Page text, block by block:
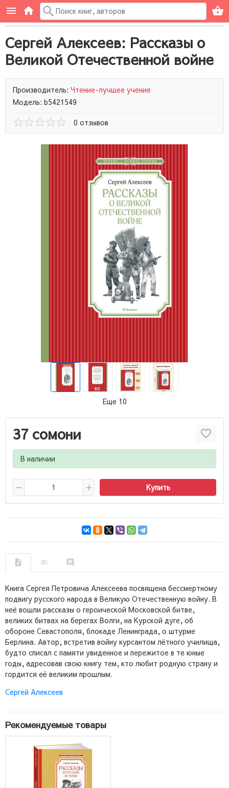
Сергей Алексеев: Рассказы о
Великой Отечественной войне
Производитель: Чтение-лучшее учение
Модель: b5421549
0 отзывов
Еще 10
37 сомони
В наличии
Купить
Книга Сергея Петровича Алексеева посвящена бессмертному
подвигу русского народа в Великую Отечественную войну. В
неё вошли рассказы о героической Московской битве,
великих битвах на берегах Волги, на Курской дуге, об
обороне Севастополя, блокаде Ленинграда, о штурме
Берлина. Автор, встретив войну курсантом лётного училища,
будто списал с памяти увиденное и пережитое в те юные
годы, адресовав свою книгу тем, кто любит родную страну и
гордится её великим прошлым.
Сергей Алексеев
Рекомендуемые товары